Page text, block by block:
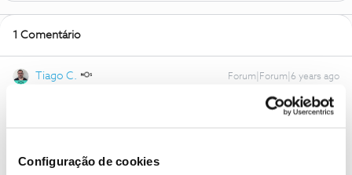
Configuração de cookies
1 Comentário
Tiago C. Forum|Forum|6 years ago